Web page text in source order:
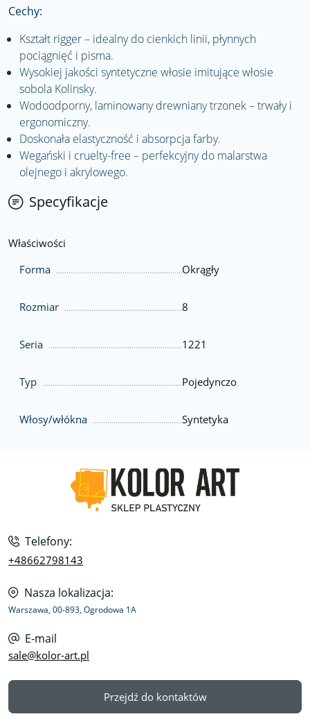
Cechy:
Kształt rigger – idealny do cienkich linii, płynnych
pociągnięć i pisma.
Wysokiej jakości syntetyczne włosie imitujące włosie
sobola Kolinsky.
Wodoodporny, laminowany drewniany trzonek – trwały i
ergonomiczny.
Doskonała elastyczność i absorpcja farby.
Wegański i cruelty-free – perfekcyjny do malarstwa
olejnego i akrylowego.
Specyfikacje
Właściwości
Forma
Okrągły
Rozmiar 8
Seria 1221
Typ Pojedynczo
Włosy/włókna Syntetyka
Telefony:
+48662798143
Nasza lokalizacja:
Warszawa, 00-893, Ogrodowa 1A
E-mail
sale@kolor-art.pl
Przejdź do kontaktów